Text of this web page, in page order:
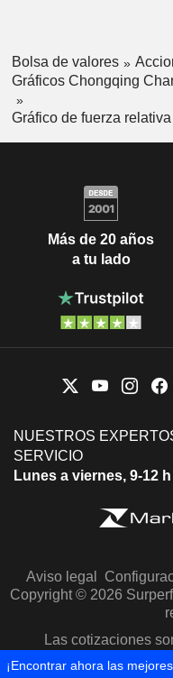
Bolsa de valores
Gráficos Chongqing
Gráfico de fuerza relativa
Más de 20 años
a tu lado
NUESTROS
SERVICIO
Lunes a viernes, 9-12
Aviso legal
Copyright © 2026
Las cotizaciones
¡Encontrar ahora las